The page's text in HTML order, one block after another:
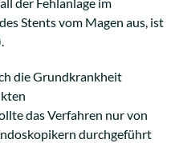
der Fehlanlage im
Stents vom Magen aus, ist
die Grundkrankheit
das Verfahren nur von
durchgeführt